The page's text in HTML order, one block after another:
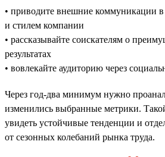
• приводите внешние коммуникации в
и стилем компании
• рассказывайте соискателям о
результатах
• вовлекайте аудиторию через
Через год-два минимум нужно
изменились выбранные метрики.
увидеть устойчивые тенденции и
от сезонных колебаний рынка труда.